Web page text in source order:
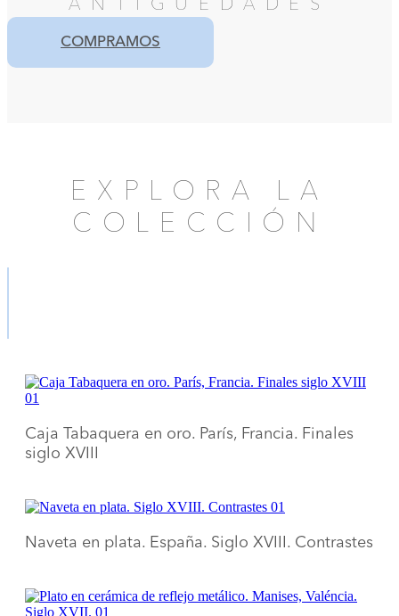
ANTIGÜEDADES
COMPRAMOS
EXPLORA LA
COLECCIÓN
Caja Tabaquera en oro. París, Francia. Finales
siglo XVIII
Naveta en plata. España. Siglo XVIII. Contrastes